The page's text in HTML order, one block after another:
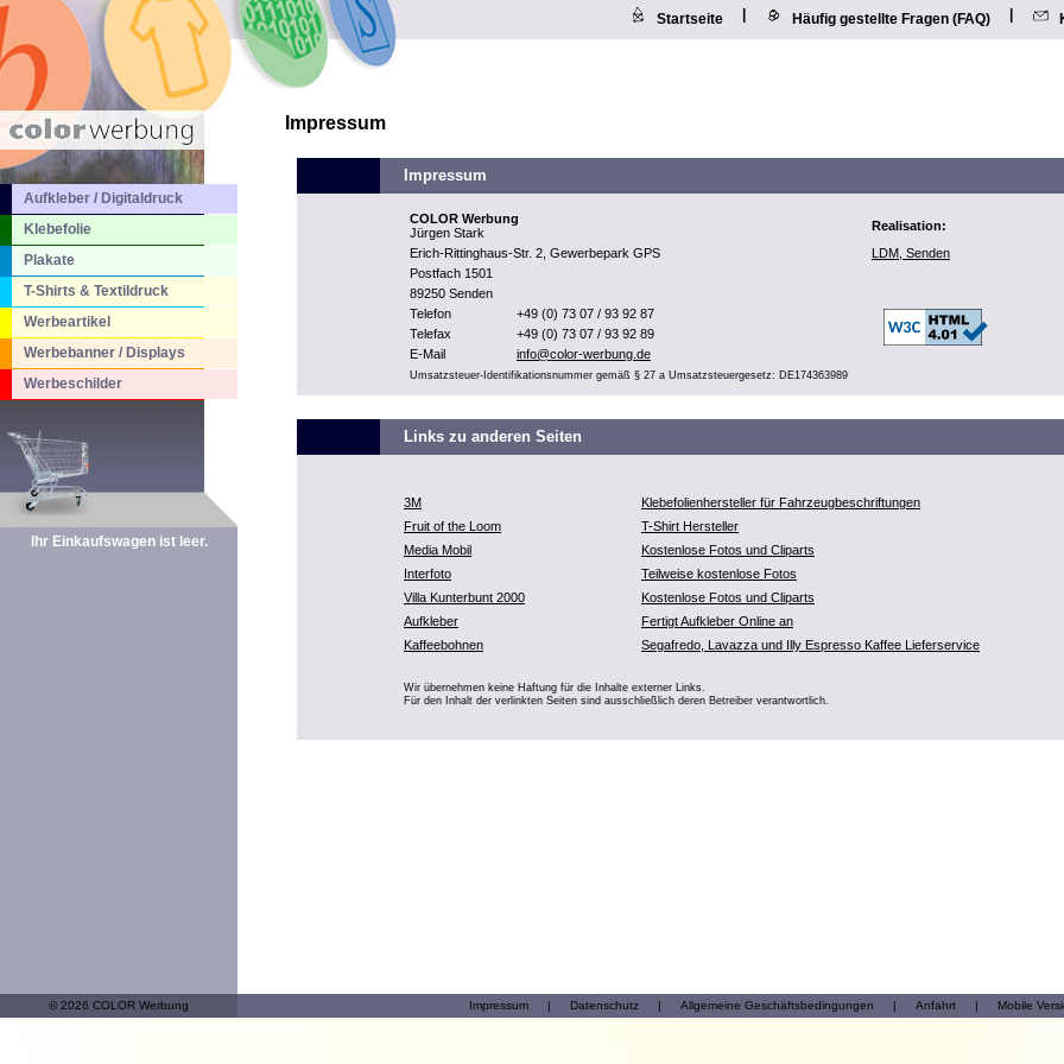
Startseite Häufig gestellte Fragen (FAQ)
Aufkleber / Digitaldruck
Klebefolie
Plakate
T-Shirts & Textildruck
Werbeartikel
Werbebanner / Displays
Werbeschilder
Ihr Einkaufswagen ist leer.
Impressum
Impressum
COLOR Werbung
Jürgen Stark
Realisation:
Erich-Rittinghaus-Str. 2, Gewerbepark GPS
LDM, Senden
Postfach 1501
89250 Senden
Telefon
+49 (0) 73 07 / 93 92 87
Telefax
+49 (0) 73 07 / 93 92 89
E-Mail
info@color-werbung.de
Umsatzsteuer-Identifikationsnummer gemäß § 27 a Umsatzsteuergesetz: DE174363989
Links zu anderen Seiten
3M
Klebefolienhersteller für Fahrzeugbeschriftungen
Fruit of the Loom
T-Shirt Hersteller
Media Mobil
Kostenlose Fotos und Cliparts
Interfoto
Teilweise kostenlose Fotos
Villa Kunterbunt 2000
Kostenlose Fotos und Cliparts
Aufkleber
Fertigt Aufkleber Online an
Kaffeebohnen
Segafredo, Lavazza und Illy Espresso Kaffee Lieferservice
Wir übernehmen keine Haftung für die Inhalte externer Links.
Für den Inhalt der verlinkten Seiten sind ausschließlich deren Betreiber verantwortlich.
© 2026 COLOR Werbung Impressum | Datenschutz | Allgemeine Geschäftsbedingungen | Anfahrt | Mobile